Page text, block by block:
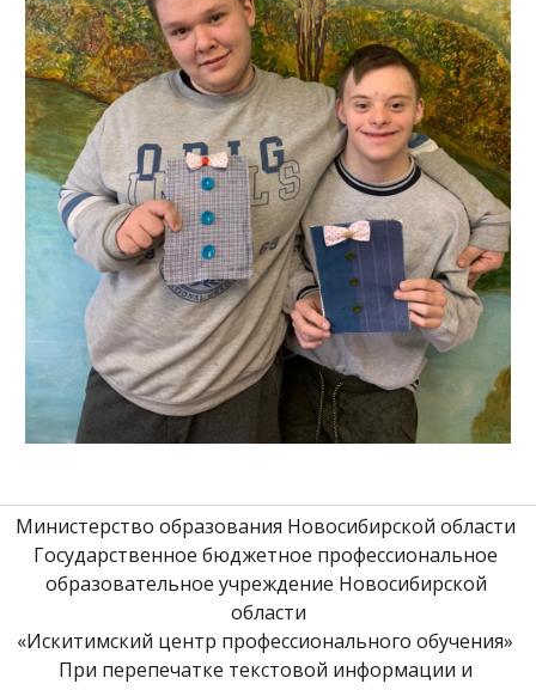
Министерство образования Новосибирской области
Государственное бюджетное профессиональное
образовательное учреждение Новосибирской
области
«Искитимский центр профессионального обучения»
При перепечатке текстовой информации и